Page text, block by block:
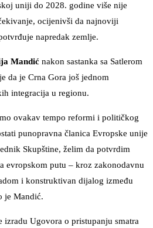
uniji do 2028. godine više nije
ocijenivši da najnoviji
napredak zemlje.
Mandić nakon sastanka sa Satlerom
da je Crna Gora još jednom
integracija u regionu.
ovakav tempo reformi i političkog
punopravna članica Evropske unije
Skupštine, želim da potvrdim
evropskom putu – kroz zakonodavnu
i konstruktivan dijalog između
je Mandić.
izradu Ugovora o pristupanju smatra